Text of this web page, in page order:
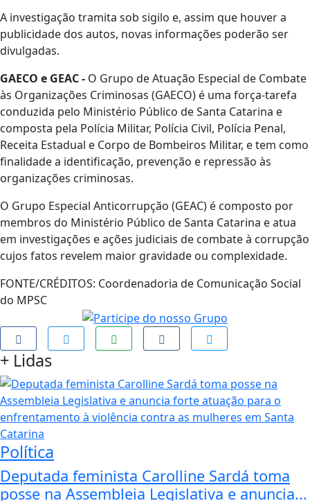
A investigação tramita sob sigilo e, assim que houver a
publicidade dos autos, novas informações poderão ser
divulgadas.
GAECO e GEAC - O Grupo de Atuação Especial de Combate
às Organizações Criminosas (GAECO) é uma força-tarefa
conduzida pelo Ministério Público de Santa Catarina e
composta pela Polícia Militar, Polícia Civil, Polícia Penal,
Receita Estadual e Corpo de Bombeiros Militar, e tem como
finalidade a identificação, prevenção e repressão às
organizações criminosas.
O Grupo Especial Anticorrupção (GEAC) é composto por
membros do Ministério Público de Santa Catarina e atua
em investigações e ações judiciais de combate à corrupção
cujos fatos revelem maior gravidade ou complexidade.
FONTE/CRÉDITOS: Coordenadoria de Comunicação Social
do MPSC
+ Lidas
Política
Deputada feminista Carolline Sardá toma
posse na Assembleia Legislativa e anuncia...